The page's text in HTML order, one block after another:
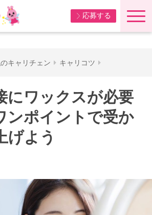
応募する
キャリチェン キャリコツ
にワックスが必要
ンポイントで受か
げよう